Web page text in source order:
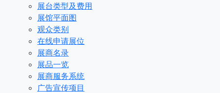
展台类型及费用
展馆平面图
观众类别
在线申请展位
展商名录
展品一览
展商服务系统
广告宣传项目